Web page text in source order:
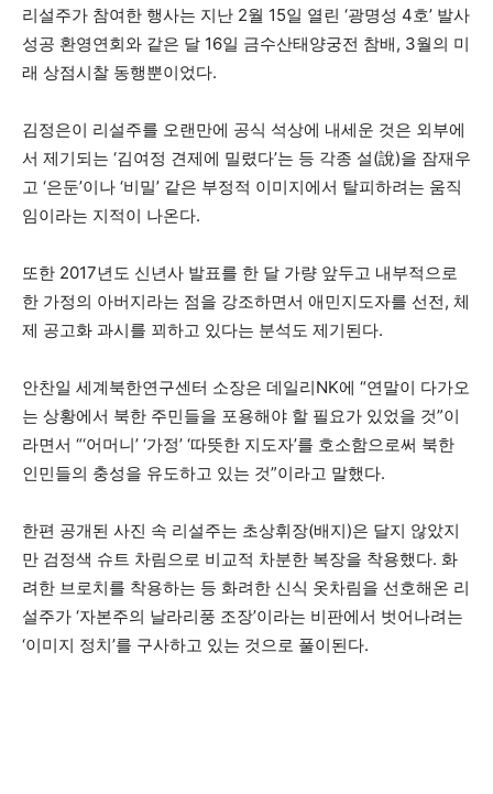
리설주가 참여한 행사는 지난 2월 15일 열린 ‘광명성 4호’ 발사
성공 환영연회와 같은 달 16일 금수산태양궁전 참배, 3월의 미
래 상점시찰 동행뿐이었다.
김정은이 리설주를 오랜만에 공식 석상에 내세운 것은 외부에
서 제기되는 ‘김여정 견제에 밀렸다’는 등 각종 설(說)을 잠재우
고 ‘은둔’이나 ‘비밀’ 같은 부정적 이미지에서 탈피하려는 움직
임이라는 지적이 나온다.
또한 2017년도 신년사 발표를 한 달 가량 앞두고 내부적으로
한 가정의 아버지라는 점을 강조하면서 애민지도자를 선전, 체
제 공고화 과시를 꾀하고 있다는 분석도 제기된다.
안찬일 세계북한연구센터 소장은 데일리NK에 “연말이 다가오
는 상황에서 북한 주민들을 포용해야 할 필요가 있었을 것”이
라면서 “‘어머니’ ‘가정’ ‘따뜻한 지도자’를 호소함으로써 북한
인민들의 충성을 유도하고 있는 것”이라고 말했다.
한편 공개된 사진 속 리설주는 초상휘장(배지)은 달지 않았지
만 검정색 슈트 차림으로 비교적 차분한 복장을 착용했다. 화
려한 브로치를 착용하는 등 화려한 신식 옷차림을 선호해온 리
설주가 ‘자본주의 날라리풍 조장’이라는 비판에서 벗어나려는
‘이미지 정치’를 구사하고 있는 것으로 풀이된다.